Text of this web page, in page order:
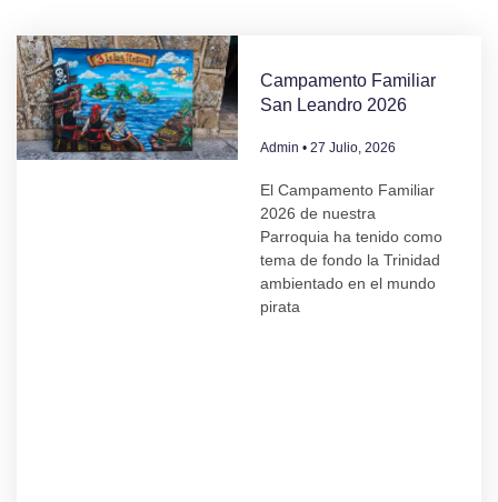
Campamento Familiar
San Leandro 2026
Admin 27 Julio, 2026
El Campamento Familiar
2026 de nuestra
Parroquia ha tenido como
tema de fondo la Trinidad
ambientado en el mundo
pirata